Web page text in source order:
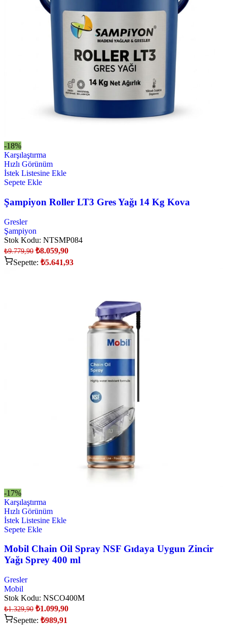
-18%
Karşılaştırma
Hızlı Görünüm
İstek Listesine Ekle
Sepete Ekle
Şampiyon Roller LT3 Gres Yağı 14 Kg Kova
Gresler
Şampiyon
Stok Kodu: NTSMP084
₺9.779,90 ₺8.059,90
Sepette: ₺5.641,93
-17%
Karşılaştırma
Hızlı Görünüm
İstek Listesine Ekle
Sepete Ekle
Mobil Chain Oil Spray NSF Gıdaya Uygun Zincir
Yağı Sprey 400 ml
Gresler
Mobil
Stok Kodu: NSCO400M
₺1.329,90 ₺1.099,90
Sepette: ₺989,91